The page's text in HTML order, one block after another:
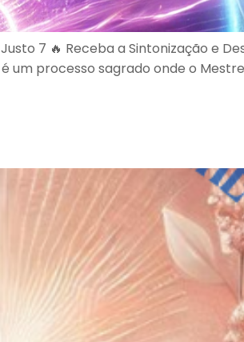
7 🔥 Receba a Sintonização e
um processo sagrado onde o